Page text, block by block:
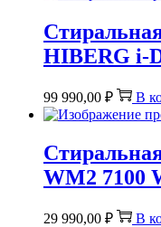
HIBERG i-
99 990,00 ₽ В
WM2 7100
29 990,00 ₽ В